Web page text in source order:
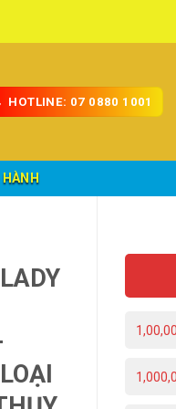
HOTLINE: 07 0880 1001